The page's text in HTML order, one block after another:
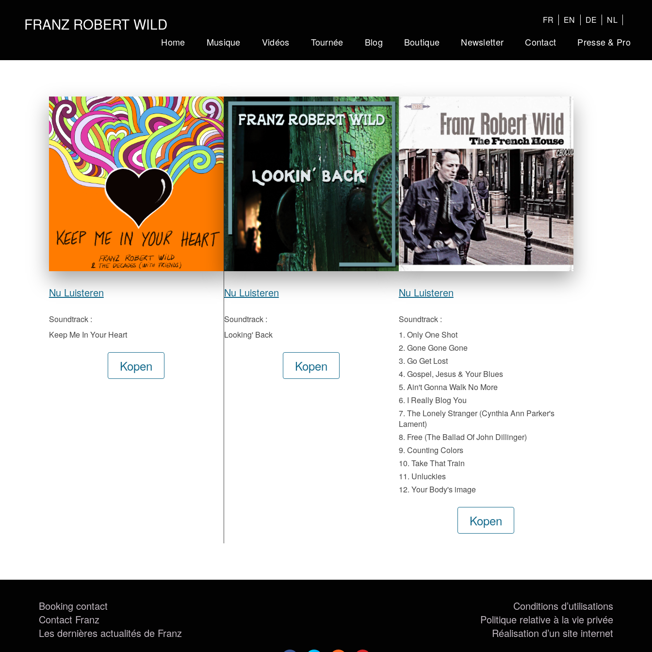
FRANZ ROBERT WILD
Home Musique Vidéos Tournée Blog Boutique Newsletter Contact Presse & Pro
FR EN DE NL
Nu Luisteren
Soundtrack :
Keep Me In Your Heart
Kopen
Nu Luisteren
Soundtrack :
Looking' Back
Kopen
Nu Luisteren
Soundtrack :
1. Only One Shot
2. Gone Gone Gone
3. Go Get Lost
4. Gospel, Jesus & Your Blues
5. Ain't Gonna Walk No More
6. I Really Blog You
7. The Lonely Stranger (Cynthia Ann Parker's
Lament)
8. Free (The Ballad Of John Dillinger)
9. Counting Colors
10. Take That Train
11. Unluckies
12. Your Body's image
Kopen
Booking contact
Contact Franz
Les dernières actualités de Franz
Conditions d’utilisations
Politique relative à la vie privée
Réalisation d’un site internet